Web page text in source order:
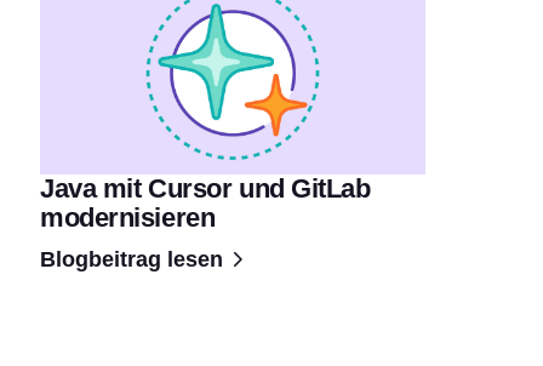
Java mit Cursor und GitLab
modernisieren
Blogbeitrag lesen